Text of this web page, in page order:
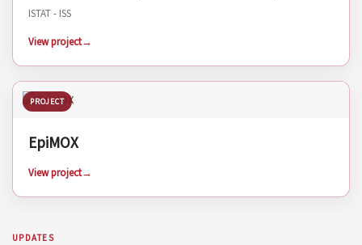
ISTAT - ISS
View project
PROJECT
EpiMOX
View project
UPDATES